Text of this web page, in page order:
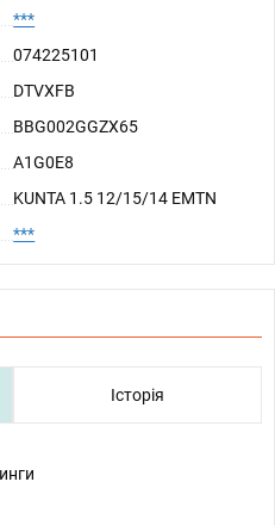
***
074225101
DTVXFB
BBG002GGZX65
A1G0E8
KUNTA 1.5 12/15/14 EMTN
***
Історія